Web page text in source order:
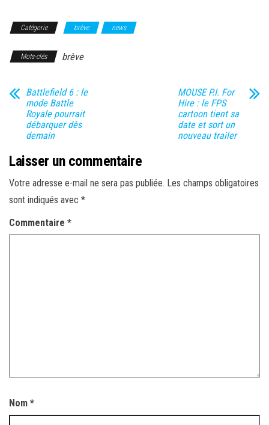
Catégorie brève news
Mots-clés brève
Battlefield 6 : le
mode Battle
Royale pourrait
débarquer dès
demain
MOUSE P.I. For
Hire : le FPS
cartoon tient sa
date et sort un
nouveau trailer
Laisser un commentaire
Votre adresse e-mail ne sera pas publiée. Les champs obligatoires
sont indiqués avec *
Commentaire *
Nom *